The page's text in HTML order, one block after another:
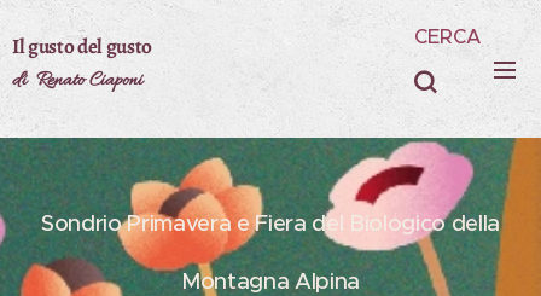
Il gusto del gusto
di Renato Ciaponi
CERCA
Sondrio Primavera e Fiera del Biologico della
Montagna Alpina